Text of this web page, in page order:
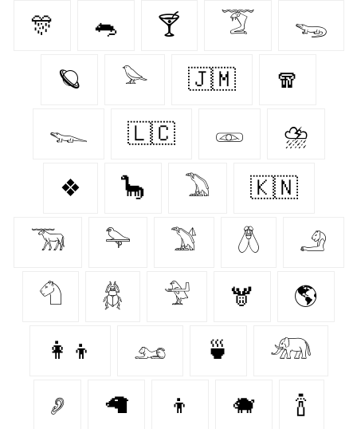
🎊 🐀 🍸 𓄆 𓆌
🪐 𓅪 🇯🇲 🧣
𓆊 🇱🇨 𓁽 ⛈️
❖ 🦕 𓅐 🇰🇳
𓃞 𓅍 𓅑 𓆦 𓄂
𓄇 𓆣 𓅴 🫎 🌎
👩‍👦 𓃭 🍵 𓃰
𓂈 🦙 👦 🐗 🍾